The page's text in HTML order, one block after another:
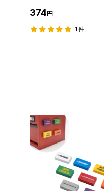
374円
1件